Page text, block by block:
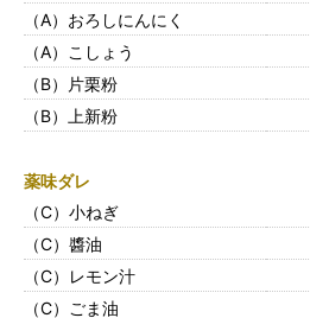
（A）おろしにんにく
（A）こしょう
（B）片栗粉
（B）上新粉
薬味ダレ
（C）小ねぎ
（C）醬油
（C）レモン汁
（C）ごま油